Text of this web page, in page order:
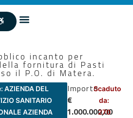
incanto per
fornitura di Pasti
il P.O. di Matera.
AZIENDA DEL
SANITARIO
AZIENDA
Importo
€
1.000.000,00
Scaduto
da:
270